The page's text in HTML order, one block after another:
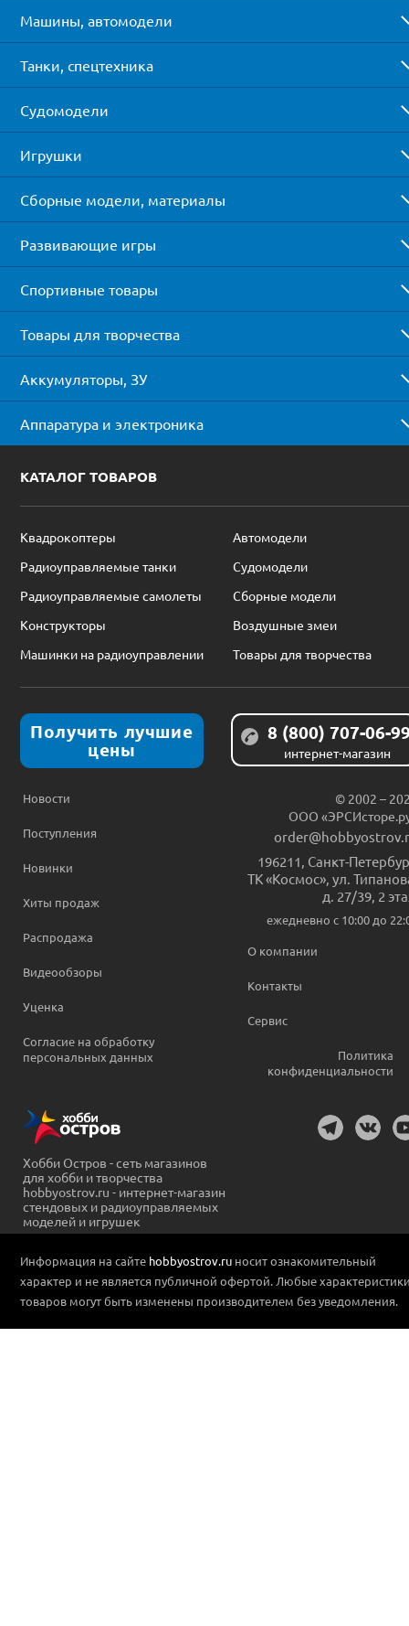
Машины, автомодели
Танки, спецтехника
Судомодели
Игрушки
Сборные модели, материалы
Развивающие игры
Спортивные товары
Товары для творчества
Аккумуляторы, ЗУ
Аппаратура и электроника
КАТАЛОГ ТОВАРОВ
Квадрокоптеры
Автомодели
Радиоуправляемые танки
Судомодели
Радиоуправляемые самолеты
Сборные модели
Конструкторы
Воздушные змеи
Машинки на радиоуправлении
Товары для творчества
Получить лучшие
цены
8 (800) 707-06-
интернет-магазин
Новости
Поступления
Новинки
Хиты продаж
Распродажа
Видеообзоры
Уценка
Согласие на обработку
персональных данных
© 2002 –
ООО
196211 Санкт-
ТК «Космос», ул.
д. 27/39, 2
ежедневно c 10:00 до
О компании
Контакты
Сервис
Политика
конфиденциальности
Хобби Остров - сеть магазинов
для хобби и творчества
hobbyostrov.ru - интернет-магазин
стендовых и радиоуправляемых
моделей и игрушек
Информация на сайте hobbyostrov.ru носит ознакомительный
характер и не является публичной офертой. Любые
товаров могут быть изменены производителем без уведомления.